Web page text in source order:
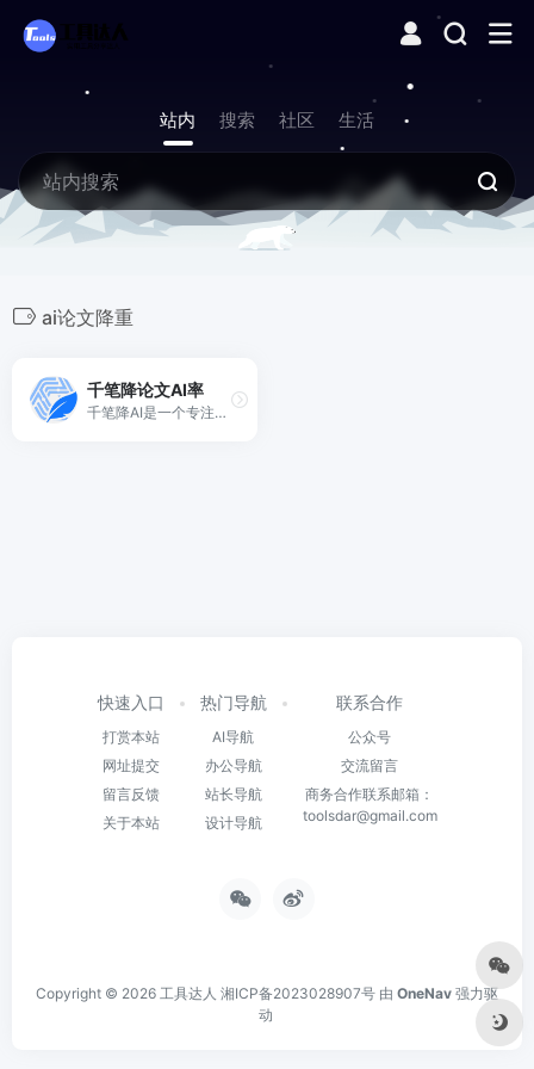
站内 搜索 社区 生活
ai论文降重
千笔降论文AI率
千笔降AI是一个专注于降低论文AI率（AIGC率）和降低重复率的工具，通过语义同位素分析和风格迁移网络，注入人类写作的不规则性，消除AI生成文本的特征，使论文AI率和查重率下降至10%以下，顺利通过高校教员的双盲实验和知网、维普、turnitin等平台检测。
快速入口
打赏本站
网址提交
留言反馈
关于本站
热门导航
AI导航
办公导航
站长导航
设计导航
联系合作
公众号
交流留言
商务合作联系邮箱：
toolsdar@gmail.com
Copyright © 2026 工具达人 湘ICP备2023028907号 由 OneNav 强力驱
动